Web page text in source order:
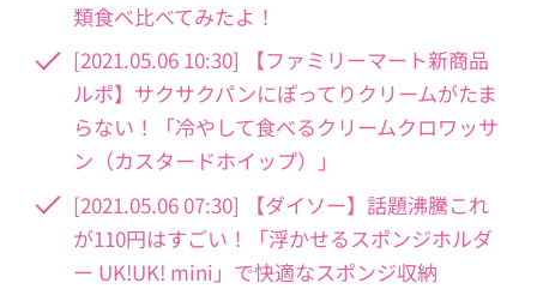
類食べ比べてみたよ！
[2021.05.06 10:30] 【ファミリーマート新商品
ルポ】サクサクパンにぽってりクリームがたま
らない！「冷やして食べるクリームクロワッサ
ン（カスタードホイップ）」
[2021.05.06 07:30] 【ダイソー】話題沸騰これ
が110円はすごい！「浮かせるスポンジホルダ
ー UK!UK! mini」で快適なスポンジ収納